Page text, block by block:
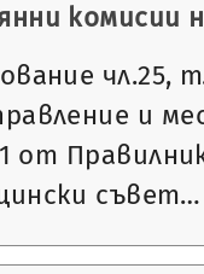
комисии
чл.25,
и
от
съвет…